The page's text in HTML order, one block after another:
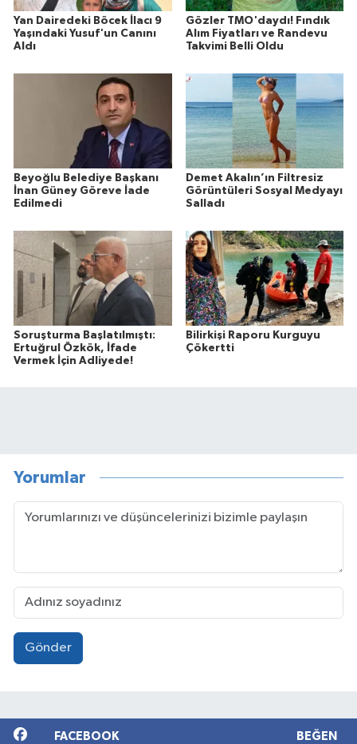
Yan Dairedeki Böcek İlacı 9
Yaşındaki Yusuf'un Canını
Aldı
Gözler TMO'daydı! Fındık
Alım Fiyatları ve Randevu
Takvimi Belli Oldu
Beyoğlu Belediye Başkanı
İnan Güney Göreve İade
Edilmedi
Demet Akalın’ın Filtresiz
Görüntüleri Sosyal Medyayı
Salladı
Soruşturma Başlatılmıştı:
Ertuğrul Özkök, İfade
Vermek İçin Adliyede!
Bilirkişi Raporu Kurguyu
Çökertti
Yorumlar
Gönder
FACEBOOK BEĞEN